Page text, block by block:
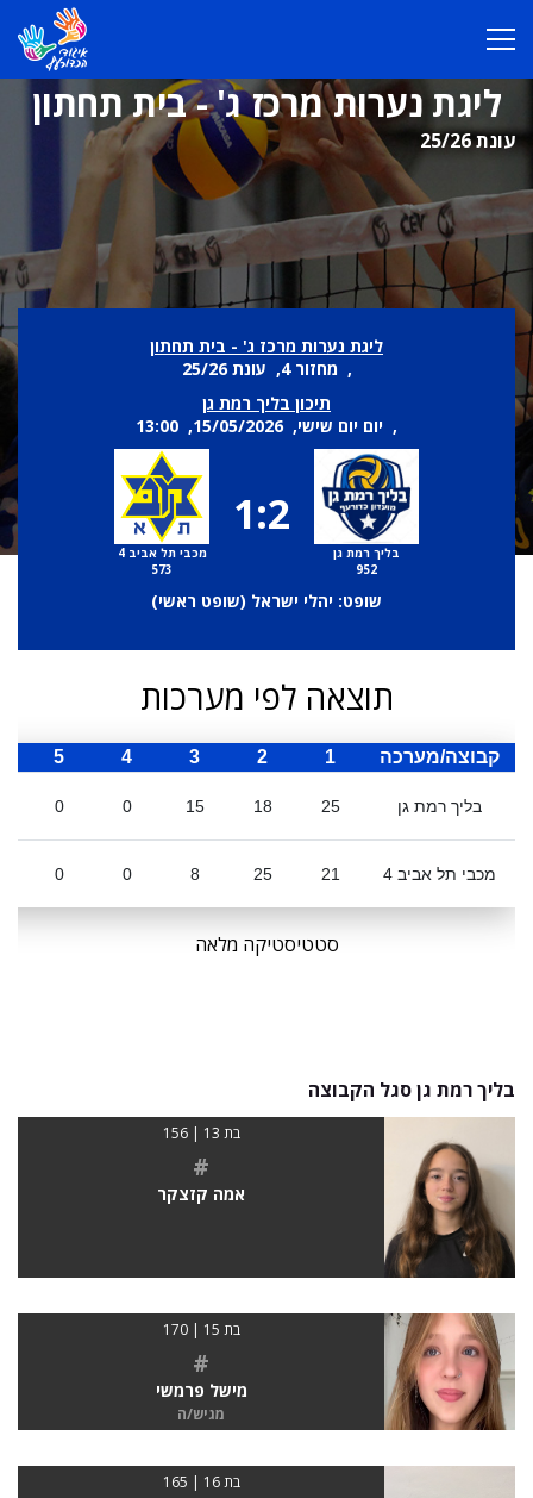
ליגת נערות מרכז ג' - בית תחתון
עונת 25/26
ליגת נערות מרכז ג' - בית תחתון
, מחזור 4, עונת 25/26
תיכון בליך רמת גן
, יום יום שישי, 15/05/2026, 13:00
בליך רמת גן
952
1:2
מכבי תל אביב 4
573
שופט: יהלי ישראל (שופט ראשי)
תוצאה לפי מערכות
קבוצה/מערכה 1
2
3
4
5
בליך רמת גן 25
18
15
0
0
מכבי תל אביב 4 21
25
8
0
0
סטטיסטיקה מלאה
בליך רמת גן סגל הקבוצה
בת 13 | 156
#
אמה קזצקר
בת 15 | 170
#
מישל פרמשי
מגיש/ה
בת 16 | 165